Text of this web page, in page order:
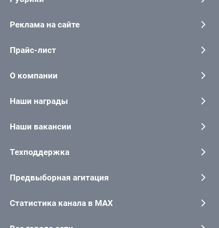
Реклама на сайте
Прайс-лист
О компании
Наши награды
Наши вакансии
Техподдержка
Предвыборная агитация
Статистика канала в MAX